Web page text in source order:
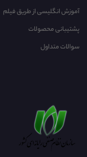
آموزش انگلیسی از طریق فیلم
پشتیبانی محصولات
سوالات متداول